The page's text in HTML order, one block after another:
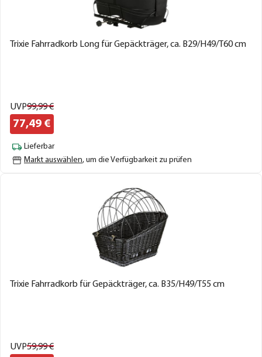
Trixie Fahrradkorb Long für Gepäckträger, ca. B29/H49/T60 cm
UVP99,99€
77,49 €
Lieferbar
Markt auswählen, um die Verfügbarkeit zu prüfen
Trixie Fahrradkorb für Gepäckträger, ca. B35/H49/T55 cm
UVP59,99€